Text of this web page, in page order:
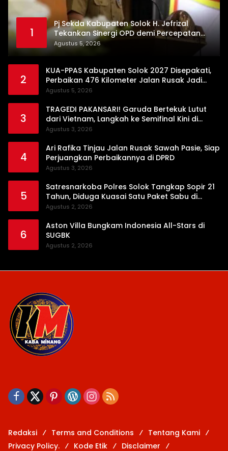
1
Pj Sekda Kabupaten Solok H. Jefrizal
Tekankan Sinergi OPD demi Percepatan
Pembangunan Daerah
Agustus 5, 2026
2
KUA-PPAS Kabupaten Solok 2027 Disepakati,
Perbaikan 476 Kilometer Jalan Rusak Jadi
Prioritas
Agustus 5, 2026
3
TRAGEDI PAKANSARI! Garuda Bertekuk Lutut
dari Vietnam, Langkah ke Semifinal Kini di
Ujung Tanduk
Agustus 3, 2026
4
Ari Rafika Tinjau Jalan Rusak Sawah Pasie, Siap
Perjuangkan Perbaikannya di DPRD
Agustus 3, 2026
5
Satresnarkoba Polres Solok Tangkap Sopir 21
Tahun, Diduga Kuasai Satu Paket Sabu di
Kubung
Agustus 2, 2026
6
Aston Villa Bungkam Indonesia All-Stars di
SUGBK
Agustus 2, 2026
Redaksi Terms and Conditions
Tentang Kami
Privacy Policy.
Kode Etik Disclaimer